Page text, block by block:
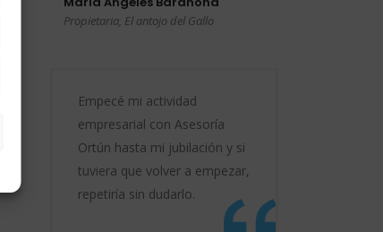
Propietaria, El antojo del Gallo
Empecé mi actividad
empresarial con Asesoría
Ortún hasta mi jubilación y si
tuviera que volver a empezar,
repetiría sin dudarlo.